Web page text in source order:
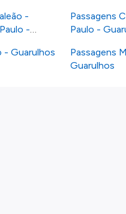
-
-
Passagens
Paulo -
- Guarulhos
Passagens
Guarulhos